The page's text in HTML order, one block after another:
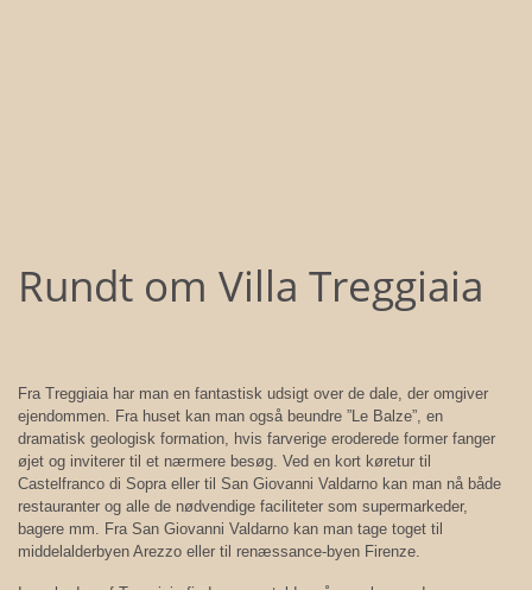
Rundt om Villa Treggiaia
Fra Treggiaia har man en fantastisk udsigt over de dale, der omgiver
ejendommen. Fra huset kan man også beundre ”Le Balze”, en
dramatisk geologisk formation, hvis farverige eroderede former fanger
øjet og inviterer til et nærmere besøg. Ved en kort køretur til
Castelfranco di Sopra eller til San Giovanni Valdarno kan man nå både
restauranter og alle de nødvendige faciliteter som supermarkeder,
bagere mm. Fra San Giovanni Valdarno kan man tage toget til
middelalderbyen Arezzo eller til renæssance-byen Firenze.